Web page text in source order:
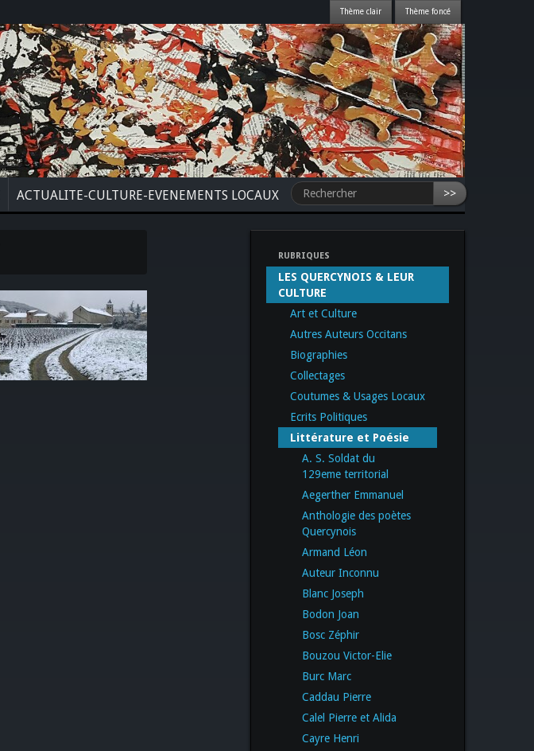
ACTUALITE-CULTURE-EVENEMENTS LOCAUX >>
RUBRIQUES
LES QUERCYNOIS & LEUR
CULTURE
Art et Culture
Autres Auteurs Occitans
Biographies
Collectages
Coutumes & Usages Locaux
Ecrits Politiques
Littérature et Poésie
A. S. Soldat du
129eme territorial
Aegerther Emmanuel
Anthologie des poètes
Quercynois
Armand Léon
Auteur Inconnu
Blanc Joseph
Bodon Joan
Bosc Zéphir
Bouzou Victor-Elie
Burc Marc
Caddau Pierre
Calel Pierre et Alida
Cayre Henri